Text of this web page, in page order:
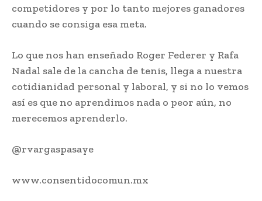
competidores y por lo tanto mejores ganadores
cuando se consiga esa meta.
Lo que nos han enseñado Roger Federer y Rafa
Nadal sale de la cancha de tenis, llega a nuestra
cotidianidad personal y laboral, y si no lo vemos
así es que no aprendimos nada o peor aún, no
merecemos aprenderlo.
@rvargaspasaye
www.consentidocomun.mx